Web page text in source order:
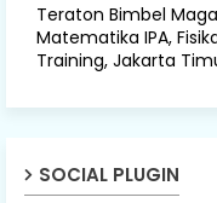
Teraton Bimbel
Matematika IPA,
Training, Jakarta
SOCIAL PLUGIN